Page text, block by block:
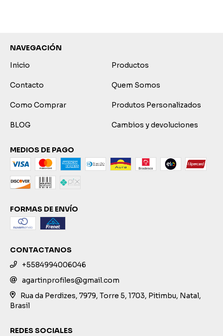
NAVEGACIÓN
Inicio
Productos
Contacto Quem Somos
Como Comprar Produtos Personalizados
BLOG Cambios y devoluciones
MEDIOS DE PAGO
FORMAS DE ENVÍO
CONTACTANOS
+5584994006046
agartinprofiles@gmail.com
Rua da Perdizes, 7979, Torre 5, 1703, Pitimbu, Natal,
Brasil
REDES SOCIALES